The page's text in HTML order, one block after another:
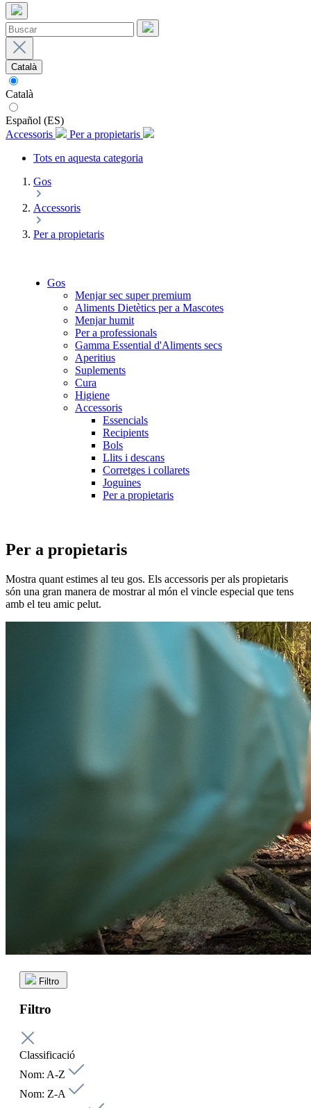
Català
Català
Español (ES)
Accessoris
Per a propietaris
Tots en aquesta categoria
Gos
Accessoris
Per a propietaris
Gos
Menjar sec super premium
Aliments Dietètics per a Mascotes
Menjar humit
Per a professionals
Gamma Essential d'Aliments secs
Aperitius
Suplements
Cura
Higiene
Accessoris
Essencials
Recipients
Bols
Llits i descans
Corretges i collarets
Joguines
Per a propietaris
Per a propietaris
Mostra quant estimes al teu gos. Els accessoris per als propietaris
són una gran manera de mostrar al món el vincle especial que tens
amb el teu amic pelut.
Filtro
Filtro
Classificació
Nom: A-Z
Nom: Z-A